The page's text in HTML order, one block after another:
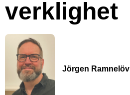
verklighet
Jörgen Ramnelöv